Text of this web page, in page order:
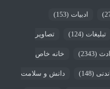
ادبیات (153)
تبلیغات (124) تصاویر
(2343) خانه خاص
(148) دانش و سلامت